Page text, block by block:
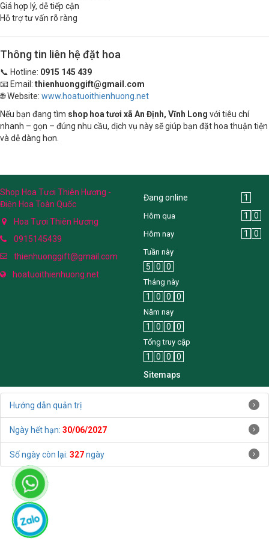
Giá hợp lý, dễ tiếp cận
Hỗ trợ tư vấn rõ ràng
Thông tin liên hệ đặt hoa
📞 Hotline: 0915 145 439
📧 Email: thienhuonggift@gmail.com
🌐 Website: www.hoatuoithienhuong.net
Nếu bạn đang tìm shop hoa tươi xã An Định, Vĩnh Long với tiêu chí
nhanh – gọn – đúng nhu cầu, dịch vụ này sẽ giúp bạn đặt hoa thuận tiện
và dễ dàng hơn.
Shop Hoa Tươi Thiên Hương -
Điện Hoa Toàn Quốc
Hoa Tươi Thiên Hương
0915145439
thienhuonggift@gmail.com
hoatuoithienhuong.net
Đang online 1
Hôm qua 1 0
Hôm nay 1 0
Tuần này
5 0 0
Tháng này
1 0 0 0
Năm nay
1 0 0 0
Tổng truy cập
1 0 0
0
Sitemaps
Hướng dẫn quản trị
Ngày hết hạn: 30/06/2027
Số ngày còn lại: 327ngày